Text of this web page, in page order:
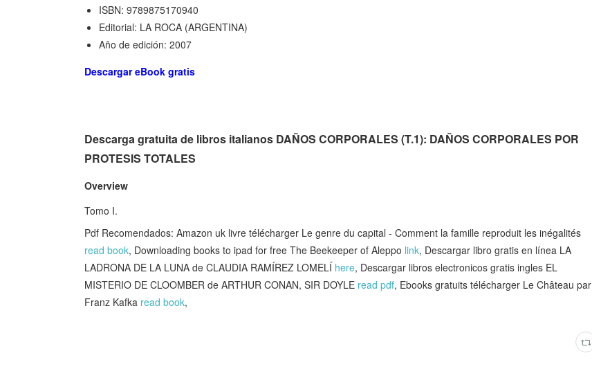
ISBN: 9789875170940
Editorial: LA ROCA (ARGENTINA)
Año de edición: 2007
Descargar eBook gratis
Descarga gratuita de libros italianos DAÑOS CORPORALES (T.1): DAÑOS CORPORALES POR
PROTESIS TOTALES
Overview
Tomo I.
Pdf Recomendados: Amazon uk livre télécharger Le genre du capital - Comment la famille reproduit les inégalités
read book, Downloading books to ipad for free The Beekeeper of Aleppo link, Descargar libro gratis en línea LA
LADRONA DE LA LUNA de CLAUDIA RAMÍREZ LOMELÍ here, Descargar libros electronicos gratis ingles EL
MISTERIO DE CLOOMBER de ARTHUR CONAN, SIR DOYLE read pdf, Ebooks gratuits télécharger Le Château par
Franz Kafka read book,